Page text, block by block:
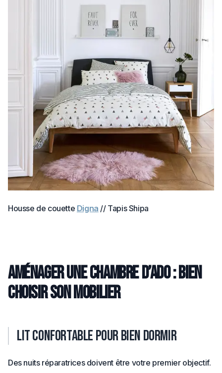
Housse de couette Digna // Tapis Shipa
Aménager une chambre d’ado : bien
choisir son mobilier
Lit confortable pour bien dormir
Des nuits réparatrices doivent être votre premier objectif.